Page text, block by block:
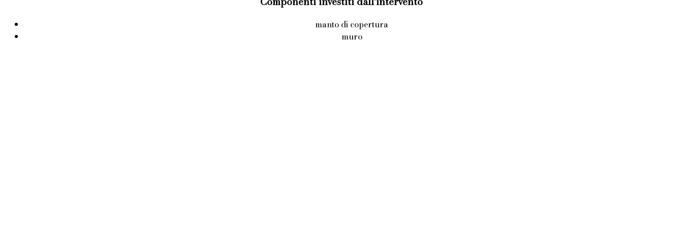
manto di copertura
muro